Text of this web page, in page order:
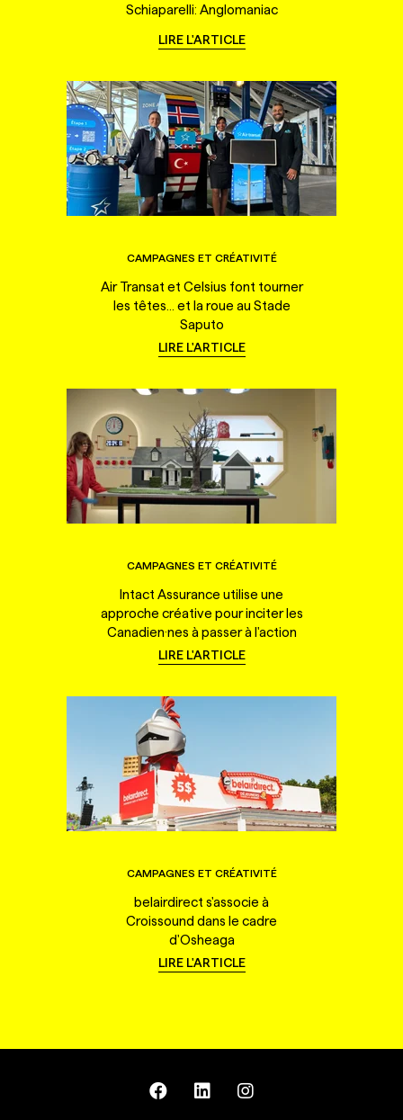
Schiaparelli: Anglomaniac
LIRE L'ARTICLE
CAMPAGNES ET CRÉATIVITÉ
Air Transat et Celsius font tourner
les têtes... et la roue au Stade
Saputo
LIRE L'ARTICLE
CAMPAGNES ET CRÉATIVITÉ
Intact Assurance utilise une
approche créative pour inciter les
Canadien·nes à passer à l'action
LIRE L'ARTICLE
CAMPAGNES ET CRÉATIVITÉ
belairdirect s'associe à
Croissound dans le cadre
d'Osheaga
LIRE L'ARTICLE